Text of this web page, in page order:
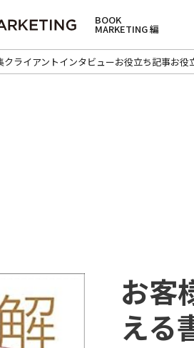
BOOK
MARKETING 編
クライアントインタビューお役立ち記事お役
お客
える